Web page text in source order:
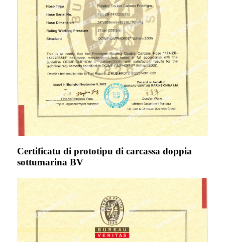
Certificatu di prototipu di carcassa doppia
sottumarina BV